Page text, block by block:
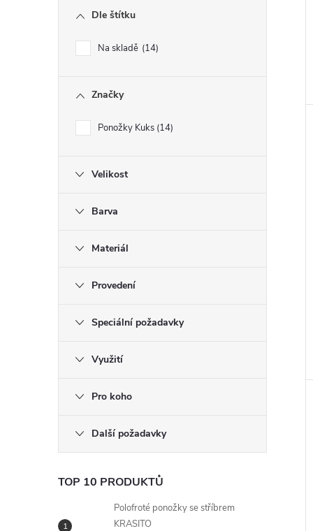
Dle štítku
Na skladě 14
Značky
Ponožky Kuks 14
Velikost
Barva
Materiál
Provedení
Speciální požadavky
Využití
Pro koho
Další požadavky
TOP 10 PRODUKTŮ
Polofroté ponožky se stříbrem
KRASITO